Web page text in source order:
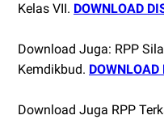
Kelas VII. DOWNLOAD
Download Juga: RPP
Kemdikbud. DOWNLOAD
Download Juga RPP